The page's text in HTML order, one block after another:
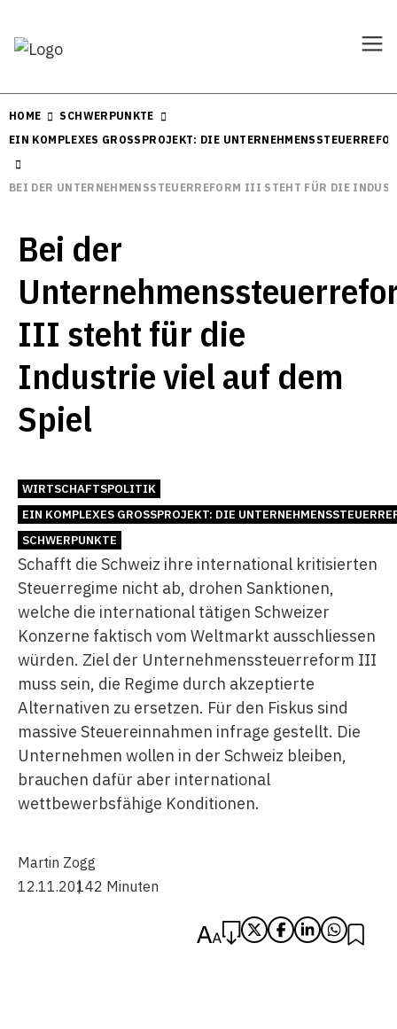
HOME
SCHWERPUNKTE
EIN KOMPLEXES GROSSPROJEKT: DIE
BEI DER UNTERNEHMENSSTEUERREFORM III STEHT FÜR DIE
Bei der
III steht für die
Industrie viel auf dem
Spiel
WIRTSCHAFTSPOLITIK
EIN KOMPLEXES GROSSPROJEKT: DIE
SCHWERPUNKTE
Schafft die Schweiz ihre international kritisierten
Steuerregime nicht ab, drohen Sanktionen,
welche die international tätigen Schweizer
Konzerne faktisch vom Weltmarkt ausschliessen
würden. Ziel der Unternehmenssteuerreform III
muss sein, die Regime durch akzeptierte
Alternativen zu ersetzen. Für den Fiskus sind
massive Steuereinnahmen infrage gestellt. Die
Unternehmen wollen in der Schweiz bleiben,
brauchen dafür aber international
wettbewerbsfähige Konditionen.
Martin Zogg
12.11.20142 Minuten